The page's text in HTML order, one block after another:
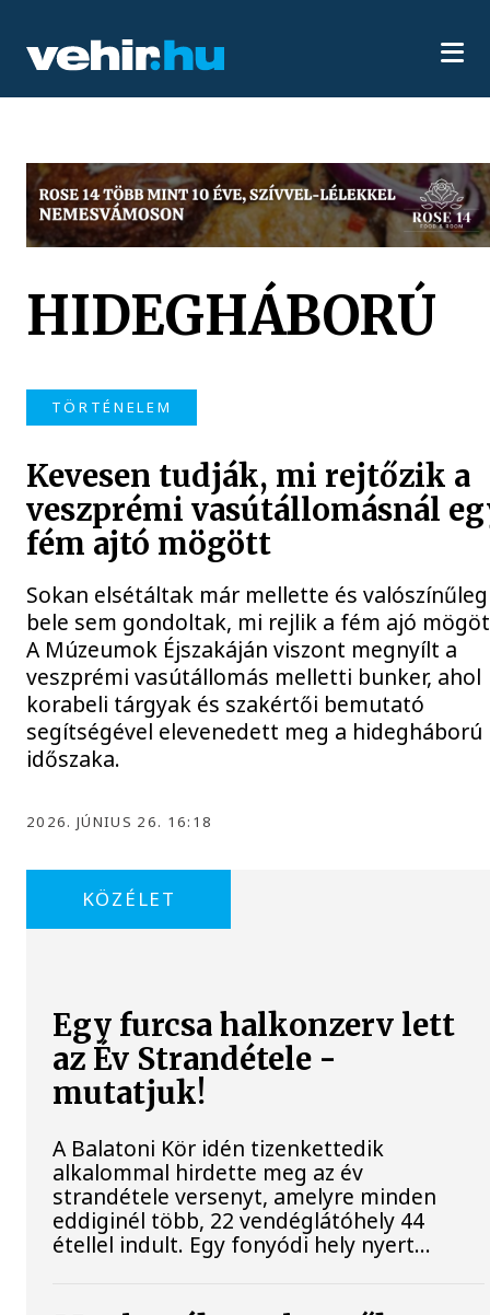
HIDEGHÁBORÚ
TÖRTÉNELEM
Kevesen tudják, mi rejtőzik a
veszprémi vasútállomásnál
fém ajtó mögött
Sokan elsétáltak már mellette és valószínűleg
bele sem gondoltak, mi rejlik a fém ajó
A Múzeumok Éjszakáján viszont megnyílt a
veszprémi vasútállomás melletti bunker, ahol
korabeli tárgyak és szakértői bemutató
segítségével elevenedett meg a hidegháború
időszaka.
2026. JÚNIUS 26. 16:18
KÖZÉLET
Egy furcsa halkonzerv lett
az Év Strandétele -
mutatjuk!
A Balatoni Kör idén tizenkettedik
alkalommal hirdette meg az év
strandétele versenyt, amelyre minden
eddiginél több, 22 vendéglátóhely 44
étellel indult. Egy fonyódi hely nyert...